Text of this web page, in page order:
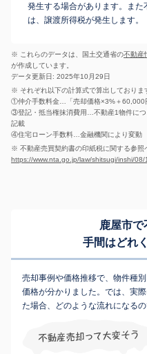
発生する場合があります。ま
は、譲渡所得税が発生します。
※ これらのデータは、国土交通省の不動産
が作成しています。
データ更新日: 2025年10月29日
※ それぞれ以下の計算式で算出しておりま
①仲介手数料金…「売却価格×3%＋60,000
③登記・抵当権抹消費用…不動産1物件につ
記載
④住宅ローン手数料…金融機関により変動
※ 不動産売買契約書の印紙税に関する参照
https://www.nta.go.jp/law/shitsugi/inshi/08/
鹿屋市で
手間はどれ
売却事例や価格推移で、物件種
価格が分かりました。では、実
た場合、どのような流れになる